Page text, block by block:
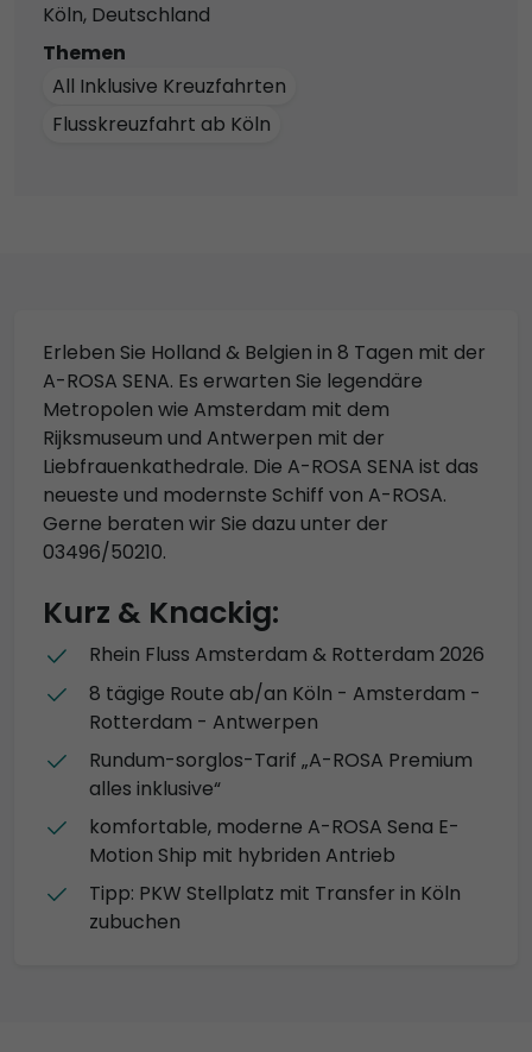
Köln, Deutschland
Themen
All Inklusive Kreuzfahrten
Flusskreuzfahrt ab Köln
Erleben Sie Holland & Belgien in 8 Tagen mit der
A-ROSA SENA. Es erwarten Sie legendäre
Metropolen wie Amsterdam mit dem
Rijksmuseum und Antwerpen mit der
Liebfrauenkathedrale. Die A-ROSA SENA ist das
neueste und modernste Schiff von A-ROSA.
Gerne beraten wir Sie dazu unter der
03496/50210.
Kurz & Knackig:
Rhein Fluss Amsterdam & Rotterdam 2026
8 tägige Route ab/an Köln - Amsterdam -
Rotterdam - Antwerpen
Rundum-sorglos-Tarif „A-ROSA Premium
alles inklusive“
komfortable, moderne A-ROSA Sena E-
Motion Ship mit hybriden Antrieb
Tipp: PKW Stellplatz mit Transfer in Köln
zubuchen